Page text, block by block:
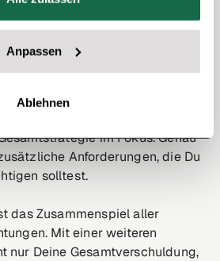
Anpassen
Ablehnen
Was beachten bei
es beim ersten Objekt oft um den
im Fokus. Genau
Anforderungen, die Du
solltest.
das Zusammenspiel aller
Mit einer weiteren
nur Deine Gesamtverschuldung,